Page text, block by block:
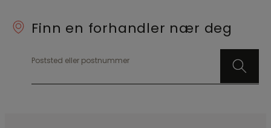
Finn en forhandler nær deg
Poststed eller postnummer